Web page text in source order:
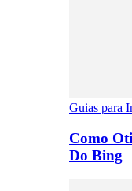
Guias para
Como
Do Bing